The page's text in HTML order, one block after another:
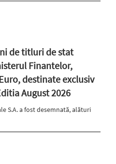
de titluri de stat
Finantelor,
destinate exclusiv
August 2026
S.A. a fost desemnată, alături